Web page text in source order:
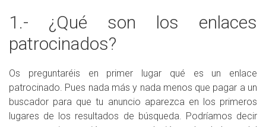
1.- ¿Qué son los enlaces
patrocinados?
Os preguntaréis en primer lugar qué es un enlace
patrocinado. Pues nada más y nada menos que pagar a un
buscador para que tu anuncio aparezca en los primeros
lugares de los resultados de búsqueda. Podríamos decir